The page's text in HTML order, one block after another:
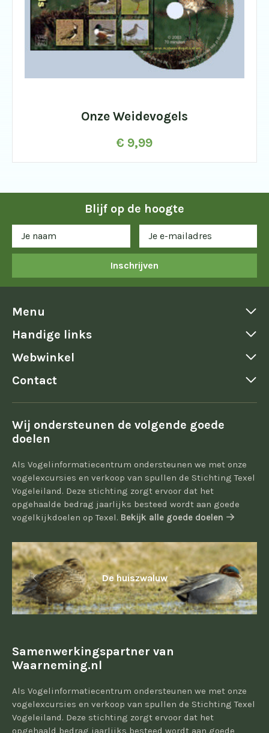
Onze Weidevogels
€ 9,99
Blijf op de hoogte
Inschrijven
Menu
Handige links
Webwinkel
Contact
Wij ondersteunen de volgende goede
doelen
Als Vogelinformatiecentrum ondersteunen we met onze
vogelexcursies en verkoop van spullen de Stichting Texel
Vogeleiland. Deze stichting zorgt ervoor dat het
opgehaalde bedrag jaarlijks besteed wordt aan goede
vogelkijkdoelen op Texel. Bekijk alle goede doelen
De huiszwaluw
Samenwerkingspartner van
Waarneming.nl
Als Vogelinformatiecentrum ondersteunen we met onze
vogelexcursies en verkoop van spullen de Stichting Texel
Vogeleiland. Deze stichting zorgt ervoor dat het
opgehaald bedrag jaarlijks besteed wordt aan goede